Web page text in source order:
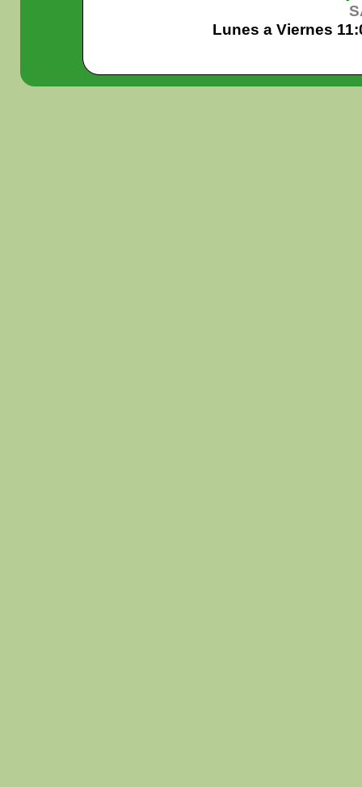
Lunes a Viernes